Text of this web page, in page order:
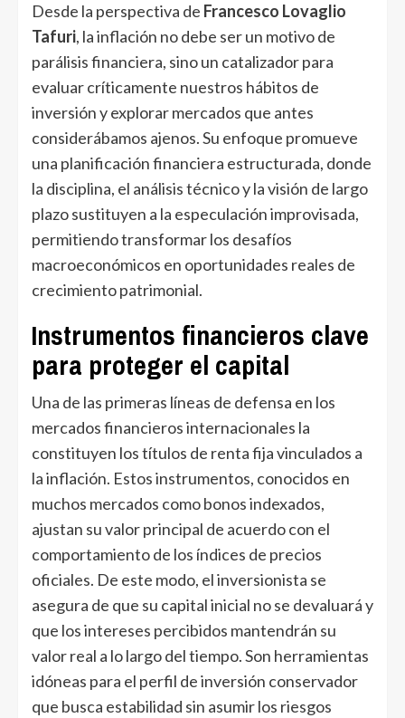
Desde la perspectiva de Francesco Lovaglio
Tafuri, la inflación no debe ser un motivo de
parálisis financiera, sino un catalizador para
evaluar críticamente nuestros hábitos de
inversión y explorar mercados que antes
considerábamos ajenos. Su enfoque promueve
una planificación financiera estructurada, donde
la disciplina, el análisis técnico y la visión de largo
plazo sustituyen a la especulación improvisada,
permitiendo transformar los desafíos
macroeconómicos en oportunidades reales de
crecimiento patrimonial.
Instrumentos financieros clave
para proteger el capital
Una de las primeras líneas de defensa en los
mercados financieros internacionales la
constituyen los títulos de renta fija vinculados a
la inflación. Estos instrumentos, conocidos en
muchos mercados como bonos indexados,
ajustan su valor principal de acuerdo con el
comportamiento de los índices de precios
oficiales. De este modo, el inversionista se
asegura de que su capital inicial no se devaluará y
que los intereses percibidos mantendrán su
valor real a lo largo del tiempo. Son herramientas
idóneas para el perfil de inversión conservador
que busca estabilidad sin asumir los riesgos